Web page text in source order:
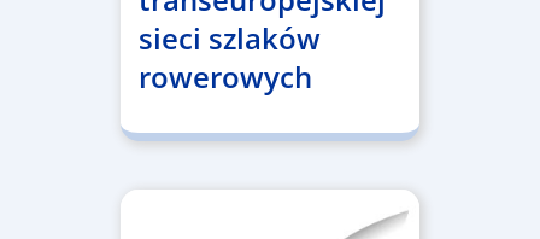
sieci szlaków
rowerowych